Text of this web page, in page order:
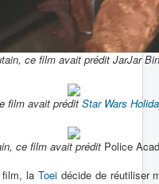
ce film avait prédit JarJar
film avait prédit Star Wars
ce film avait prédit Police
film, la Toeidécide de réutiliser